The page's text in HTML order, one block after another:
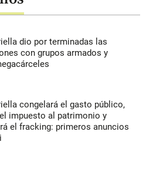
dio por terminadas las
con grupos armados y
congelará el gasto público,
impuesto al patrimonio y
el fracking: primeros anuncios